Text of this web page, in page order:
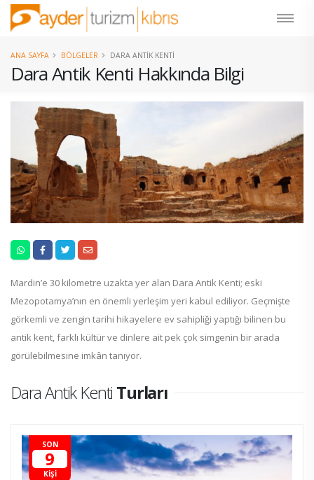
Dara Antik Kenti Hakkında Bilgi
ANA SAYFA BÖLGELER DARA ANTIK KENTI
Mardin’e 30 kilometre uzakta yer alan Dara Antik Kenti; eski
Mezopotamya’nın en önemli yerleşim yeri kabul ediliyor. Geçmişte
görkemli ve zengin tarihi hikayelere ev sahipliği yaptığı bilinen bu
antik kent, farklı kültür ve dinlere ait pek çok simgenin bir arada
görülebilmesine imkân tanıyor.
Dara Antik Kenti Turları
SON
9
KİŞİ